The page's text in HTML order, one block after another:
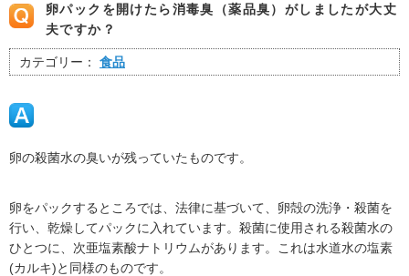
卵パックを開けたら消毒臭（薬品臭）がしましたが大丈
夫ですか？
カテゴリー： 食品
卵の殺菌水の臭いが残っていたものです。
卵をパックするところでは、法律に基づいて、卵殻の洗浄・殺菌を
行い、乾燥してパックに入れています。殺菌に使用される殺菌水の
ひとつに、次亜塩素酸ナトリウムがあります。これは水道水の塩素
(カルキ)と同様のものです。